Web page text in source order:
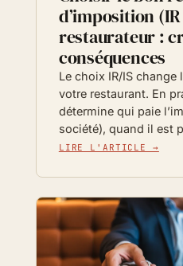
d’imposition
restaurateur :
conséquences
Le choix IR/IS
votre restaurant. En
détermine qui paie
société), quand il est
LIRE L'ARTICLE →